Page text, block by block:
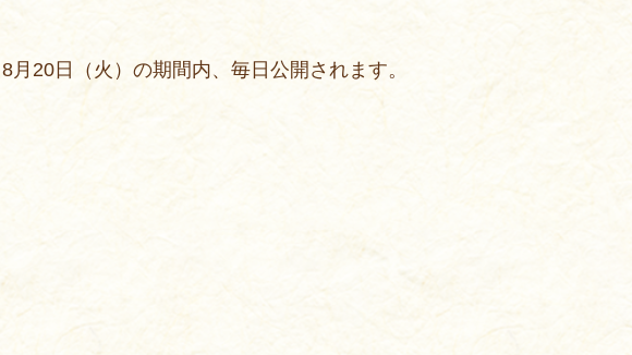
月20日（火）の期間内、毎日公開されます。